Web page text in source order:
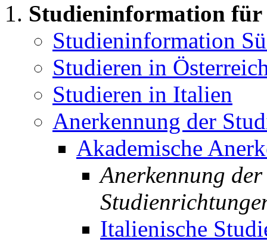
Studieninformation für
Studieninformation
Studieren in
Studieren in Italien
Anerkennung der
Akademische
Anerkennung
Italienische